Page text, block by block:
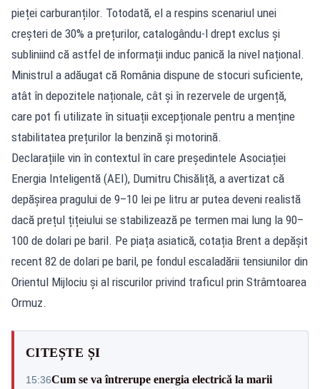
pieței carburanților. Totodată, el a respins scenariul unei
creșteri de 30% a prețurilor, catalogându-l drept exclus și
subliniind că astfel de informații induc panică la nivel național.
Ministrul a adăugat că România dispune de stocuri suficiente,
atât în depozitele naționale, cât și în rezervele de urgență,
care pot fi utilizate în situații excepționale pentru a menține
stabilitatea prețurilor la benzină și motorină.
Declarațiile vin în contextul în care președintele Asociației
Energia Inteligentă (AEI), Dumitru Chisăliță, a avertizat că
depășirea pragului de 9–10 lei pe litru ar putea deveni realistă
dacă prețul țițeiului se stabilizează pe termen mai lung la 90–
100 de dolari pe baril. Pe piața asiatică, cotația Brent a depășit
recent 82 de dolari pe baril, pe fondul escaladării tensiunilor din
Orientul Mijlociu și al riscurilor privind traficul prin Strâmtoarea
Ormuz.
CITEȘTE ȘI
15:36Cum se va întrerupe energia electrică la marii